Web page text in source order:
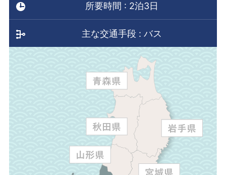
所要時間 : 2泊3日
主な交通手段 : バス